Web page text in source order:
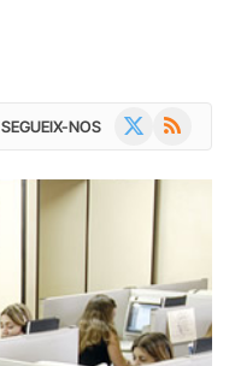
SEGUEIX-NOS RSS